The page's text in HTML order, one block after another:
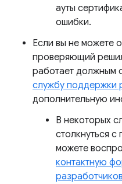
ауты
ошибки.
Если вы не можете
проверяющий
работает должным
службу поддержки
дополнительную
В некоторых
столкнуться
можете
контактную
разработчиков